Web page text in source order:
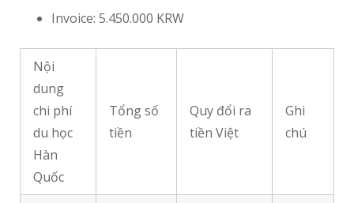
Invoice: 5.450.000 KRW
Nội
dung
chi phí
du học
Hàn
Quốc
Tổng số
tiền
Quy đổi ra
tiền Việt
Ghi
chú